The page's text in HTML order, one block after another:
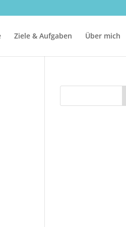
Ziele & Aufgaben Über mich